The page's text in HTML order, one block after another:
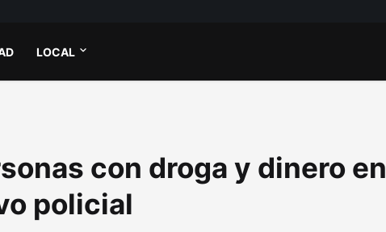
LOCAL
con droga y dinero en
policial